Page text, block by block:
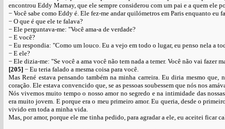
encontrou Eddy Marnay, que ele sempre considerou com um pai e a quem ele
− Você sabe como Eddy é. Ele fez-me andar quilómetros em Paris enquanto eu
− O que é que ele te falava?
− Ele perguntava-me: "Você ama-a de verdade?
− E você?
− Eu respondia: "Como um louco. Eu a vejo em todo o lugar, eu penso nela a
− E ele?
− Ele dizia-me: "Se você a ama você não tem nada a temer. Você não vai fazer
[205] − Eu teria falado a mesma coisa para você.
Mas René estava pensando também na minha carreira. Eu diria mesmo
coração. Ele estava convencido que, se as pessoas soubessem que nós nos
Nós vivemos muito tempo o nosso amor no segredo e na intimidade das
era muito jovem. E porque era o meu primeiro amor. Eu queria, desde o
vivido em toda a minha vida.
Mas, por amor, porque ele me tinha pedido, para agradar a ele, eu aceitei ficar